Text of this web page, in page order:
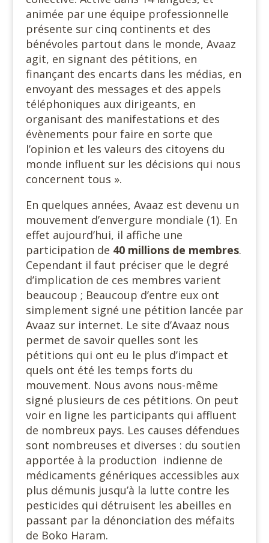
animée par une équipe professionnelle
présente sur cinq continents et des
bénévoles partout dans le monde, Avaaz
agit, en signant des pétitions, en
finançant des encarts dans les médias, en
envoyant des messages et des appels
téléphoniques aux dirigeants, en
organisant des manifestations et des
évènements pour faire en sorte que
l’opinion et les valeurs des citoyens du
monde influent sur les décisions qui nous
concernent tous ».
En quelques années, Avaaz est devenu un
mouvement d’envergure mondiale (1). En
effet aujourd’hui, il affiche une
participation de 40 millions de membres.
Cependant il faut préciser que le degré
d’implication de ces membres varient
beaucoup ; Beaucoup d’entre eux ont
simplement signé une pétition lancée par
Avaaz sur internet. Le site d’Avaaz nous
permet de savoir quelles sont les
pétitions qui ont eu le plus d’impact et
quels ont été les temps forts du
mouvement. Nous avons nous-même
signé plusieurs de ces pétitions. On peut
voir en ligne les participants qui affluent
de nombreux pays. Les causes défendues
sont nombreuses et diverses : du soutien
apportée à la production indienne de
médicaments génériques accessibles aux
plus démunis jusqu’à la lutte contre les
pesticides qui détruisent les abeilles en
passant par la dénonciation des méfaits
de Boko Haram.